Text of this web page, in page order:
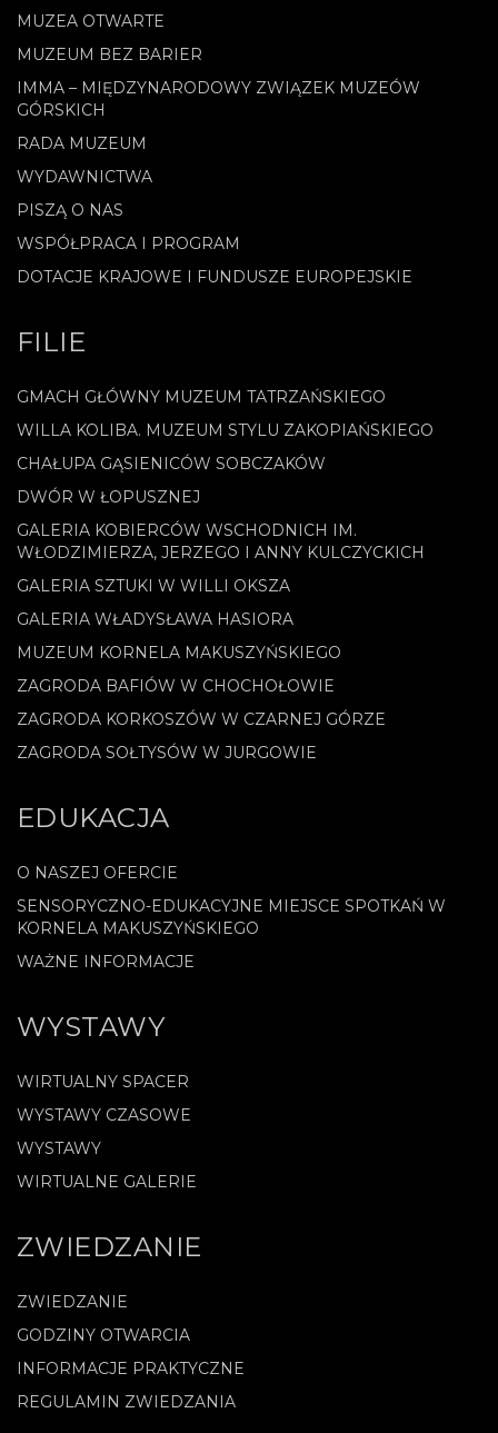
MUZEA OTWARTE
MUZEUM BEZ BARIER
IMMA – MIĘDZYNARODOWY ZWIĄZEK MUZEÓW
GÓRSKICH
RADA MUZEUM
WYDAWNICTWA
PISZĄ O NAS
WSPÓŁPRACA I PROGRAM
DOTACJE KRAJOWE I FUNDUSZE EUROPEJSKIE
FILIE
GMACH GŁÓWNY MUZEUM TATRZAŃSKIEGO
WILLA KOLIBA. MUZEUM STYLU ZAKOPIAŃSKIEGO
CHAŁUPA GĄSIENICÓW SOBCZAKÓW
DWÓR W ŁOPUSZNEJ
GALERIA KOBIERCÓW WSCHODNICH IM.
WŁODZIMIERZA, JERZEGO I ANNY KULCZYCKICH
GALERIA SZTUKI W WILLI OKSZA
GALERIA WŁADYSŁAWA HASIORA
MUZEUM KORNELA MAKUSZYŃSKIEGO
ZAGRODA BAFIÓW W CHOCHOŁOWIE
ZAGRODA KORKOSZÓW W CZARNEJ GÓRZE
ZAGRODA SOŁTYSÓW W JURGOWIE
EDUKACJA
O NASZEJ OFERCIE
SENSORYCZNO-EDUKACYJNE MIEJSCE SPOTKAŃ W
KORNELA MAKUSZYŃSKIEGO
WAŻNE INFORMACJE
WYSTAWY
WIRTUALNY SPACER
WYSTAWY CZASOWE
WYSTAWY
WIRTUALNE GALERIE
ZWIEDZANIE
ZWIEDZANIE
GODZINY OTWARCIA
INFORMACJE PRAKTYCZNE
REGULAMIN ZWIEDZANIA